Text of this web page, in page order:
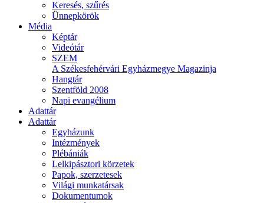
Keresés, szűrés
Ünnepkörök
Média
Képtár
Videótár
SZEM
A Székesfehérvári Egyházmegye Magazinja
Hangtár
Szentföld 2008
Napi evangélium
Adattár
Adattár
Egyházunk
Intézmények
Plébániák
Lelkipásztori körzetek
Papok, szerzetesek
Világi munkatársak
Dokumentumok